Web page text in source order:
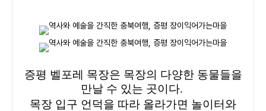
증평 벨포레 목장은 목장의 다양한 동물들을
만날 수 있는 곳이다.
목장 입구 언덕을 따라 올라가면 놀이터와